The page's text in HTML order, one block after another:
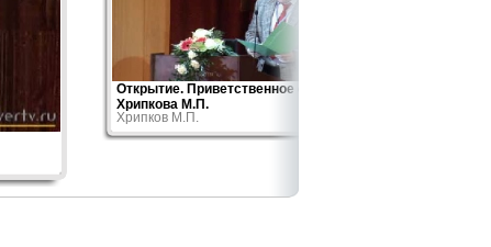
Открытие. Приветственное слово
Хрипкова М.П.
Хрипков М.П.